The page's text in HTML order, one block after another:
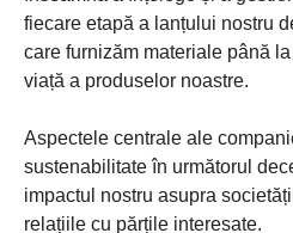
fiecare etapă a lanțului nostru
care furnizăm materiale până
viață a produselor noastre.
Aspectele centrale ale
sustenabilitate în următorul
impactul nostru asupra
relațiile cu părțile interesate.